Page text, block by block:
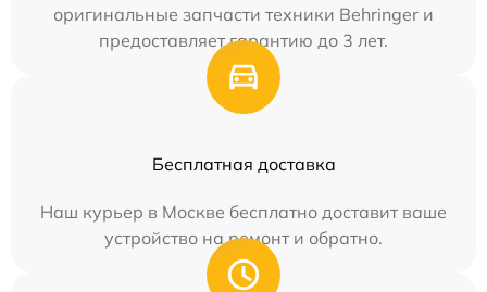
оригинальные запчасти техники Behringer и
предоставляет гарантию до 3 лет.
Бесплатная доставка
Наш курьер в Москве бесплатно доставит ваше
устройство на ремонт и обратно.